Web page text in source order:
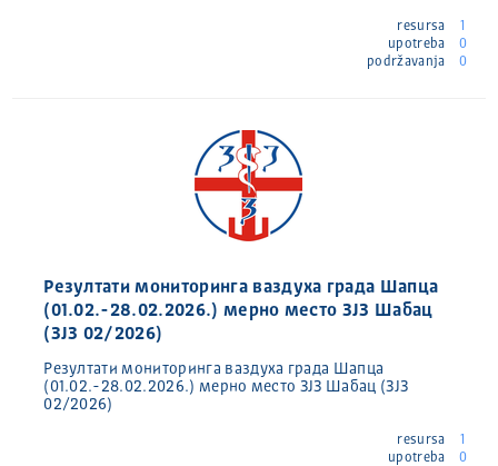
resursa
1
upotreba
0
podržavanja
0
Резултати мониторинга ваздуха града Шапца
(01.02.-28.02.2026.) мерно место ЗЈЗ Шабац
(ЗЈЗ 02/2026)
Резултати мониторинга ваздуха града Шапца
(01.02.-28.02.2026.) мерно место ЗЈЗ Шабац (ЗЈЗ
02/2026)
resursa
1
upotreba
0